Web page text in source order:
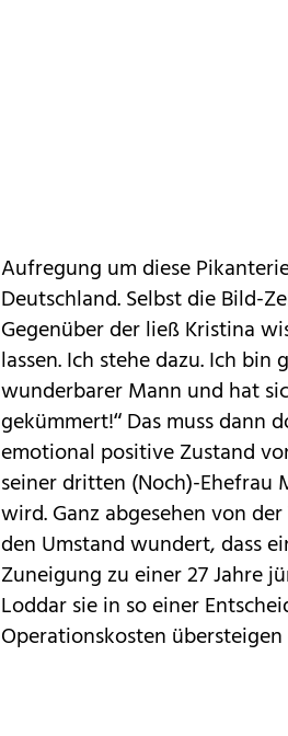
Aufregung um diese
Deutschland. Selbst die Bild-
Gegenüber der ließ Kristina
lassen. Ich stehe dazu. Ich
wunderbarer Mann und hat
gekümmert!“ Das muss dann
emotional positive Zustand
seiner dritten (Noch)-Ehefrau
wird. Ganz abgesehen von
den Umstand wundert, dass
Zuneigung zu einer 27 Jahre
Loddar sie in so einer
Operationskosten